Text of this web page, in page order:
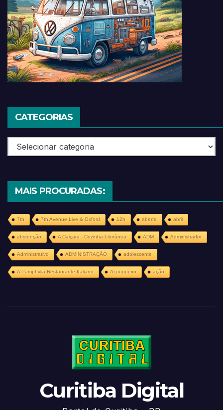
CATEGORIAS
Categorias
MAIS PROCURADAS:
7th 7th Avenue Live & Oxford 12h aberta abril
abstenção A Caiçara - Cozinha Litorânea ADM Administrador
Administrativo ADMINISTRAÇÃO adolescente
A Pamphylia Restaurante Italiano Açougueiro ação
Curitiba Digital